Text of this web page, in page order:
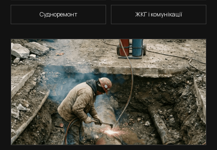
Судноремонт ЖКГ і комунікації